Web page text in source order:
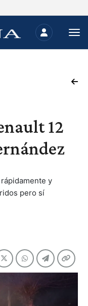
12
y
pero sí